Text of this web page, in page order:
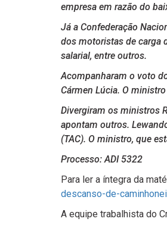
empresa em razão do
Já a Confederação
dos motoristas de carga
salarial, entre outros.
Acompanharam o voto
Cármen Lúcia. O
Divergiram os ministros
apontam outros.
(TAC). O ministro, que
Processo: ADI 5322
Para ler a íntegra da
descanso-de-
A equipe trabalhista do